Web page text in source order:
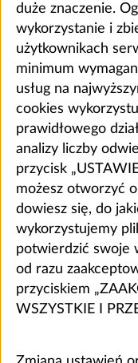
duże znaczenie.
wykorzystanie i
użytkownikach
minimum
usług na
cookies
prawidłowego
analizy liczby
przycisk
możesz otworzyć
dowiesz się, do
wykorzystujemy
potwierdzić swoje
od razu
przyciskiem
WSZYSTKIE I